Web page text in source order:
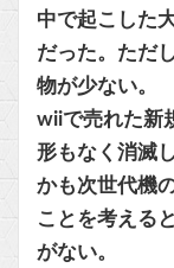
中で起こした
だった。ただ
物が少ない。
wiiで売れた新
形もなく消滅
かも次世代機
ことを考える
がない。